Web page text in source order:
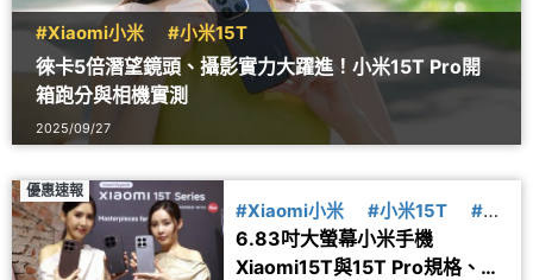
#Xiaomi小米 #小米15T
徠卡5倍潛望鏡頭、攝影實力大躍進！小米15T Pro開
箱跑分與相機實測
2025/09/27
優惠速報
#Xiaomi小米 #小米15T
#上
市
6.83吋大螢幕小米手機
Xiaomi15T與15T Pro規格、價